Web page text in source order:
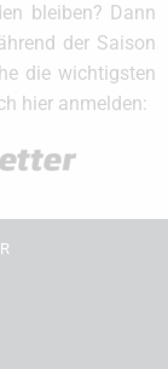
bleiben? Dann
der Saison
die wichtigsten
hier anmelden: